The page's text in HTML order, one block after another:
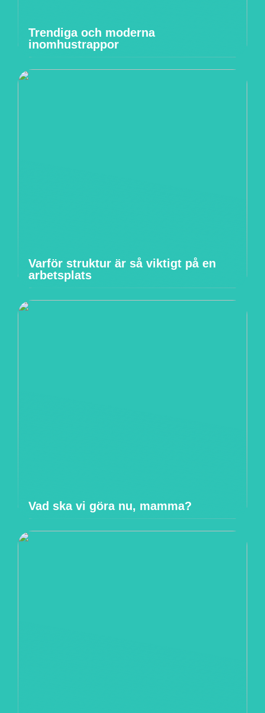
Trendiga och moderna
inomhustrappor
Varför struktur är så viktigt på en
arbetsplats
Vad ska vi göra nu, mamma?